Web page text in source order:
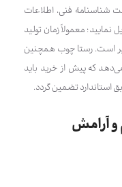
شناسنامهٔ فنی، اطلاعات
نمایید؛ معمولاً زمان تولید
۱۸ تا ۲۲ روز کاری متغیر است. رستا چوب همچنین
که پیش از خرید باید
استاندارد تضمین گردد.
و آرامش